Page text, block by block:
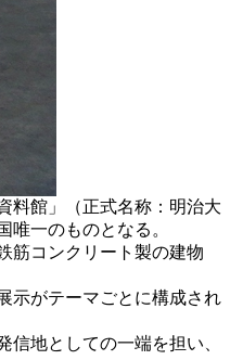
料館」（正式名称：明治大
一のものとなる。
筋コンクリート製の建物
がテーマごとに構成され
地としての一端を担い、